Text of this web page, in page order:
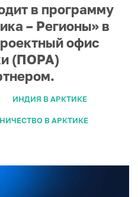
в программу
– Регионы» в
офис
(ПОРА)
ИНДИЯ В АРКТИКЕ
В АРКТИКЕ